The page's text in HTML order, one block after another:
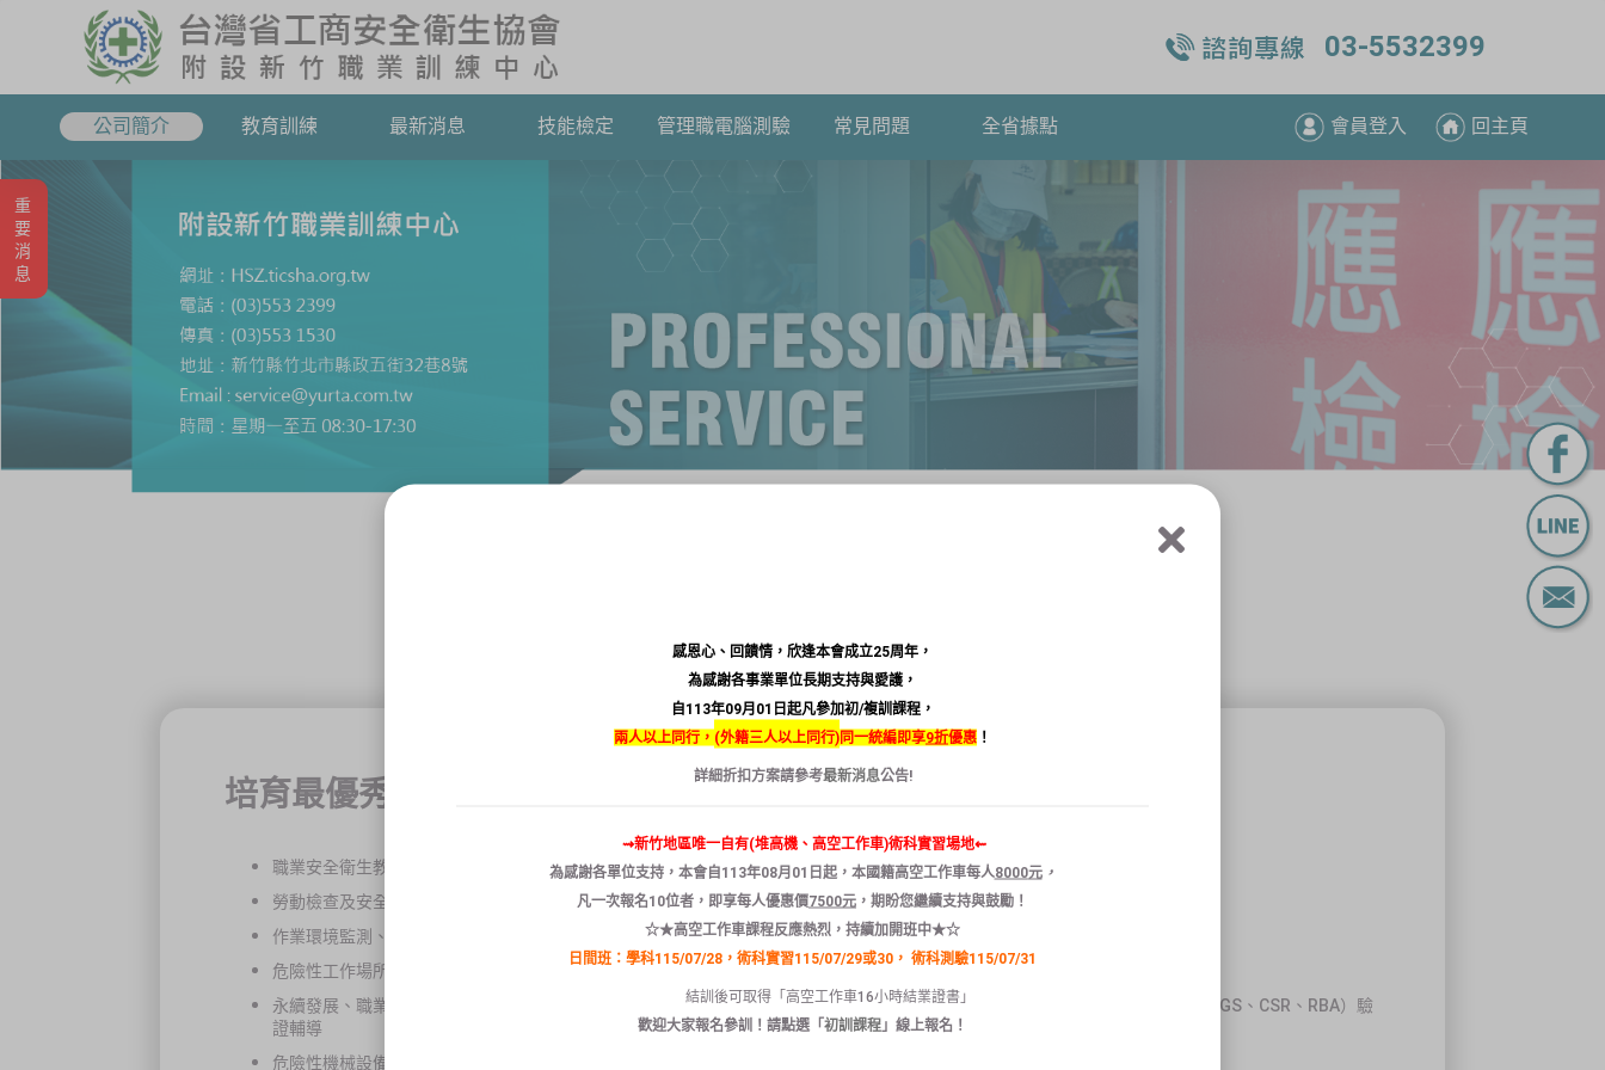
03-5532399
公司簡介 教育訓練 最新消息 技能檢定 管理職電腦測驗 常見問題 全省據點 會員登入 回主頁
重要消息
培育最優秀職業安全衛生人才
職業安全衛生教育訓練、專題講座（廠內開班）
勞動檢查及安全衛生顧問、環安衛專案稽核服務
作業環境監測、環境檢測分析、室內空氣品質檢測
危險性工作場所審查檢查申辦簽認
永續發展、職業安全衛生管理績效審查認可、管理系統（ISO 45001、ISO 14001、ISO 9001、ISO 4064、ISO 14067、ESG、SDGS、CSR、RBA）驗
證輔導
危險性機械設備申請、檢查、測試取得合格證
感恩心、回饋情，欣逢本會成立25周年，
為感謝各事業單位長期支持與愛護，
自113年09月01日起凡參加初/複訓課程，
兩人以上同行， (外籍三人以上同行)同一統編即享9折優惠 ！
詳細折扣方案請參考最新消息公告!
⇝新竹地區唯一自有(堆高機、高空工作車)術科實習場地⇜
為感謝各單位支持，本會自113年08月 01 日 起，本國籍高空工作車每人8000元，
凡一次報名10位者 ， 即享每人優惠價7500元 ， 期盼您繼續支持與鼓勵！
☆★高空工作車課程反應熱烈，持續加開班中★☆
日間班：學科115/07/28，術科實習115/07/29或30， 術科測驗115/07/31
結訓後可取得「高空工作車16小時結業證書」
歡迎大家報名參訓！請點選「初訓課程 」線上報名！